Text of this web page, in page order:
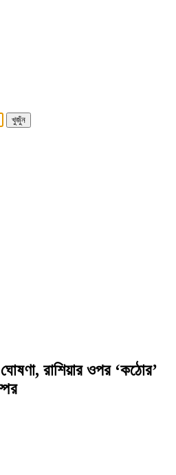
খুজুঁন
রাশিয়ার ওপর ‘কঠোর’